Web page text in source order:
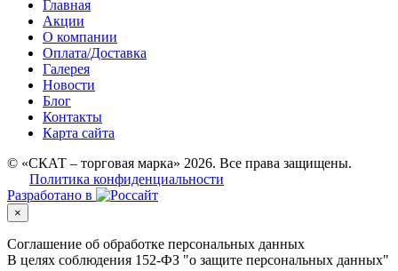
Главная
Акции
О компании
Оплата/Доставка
Галерея
Новости
Блог
Контакты
Карта сайта
© «СКАТ – торговая марка» 2026. Все права защищены.
Политика конфиденциальности
Разработано в
×
Соглашение об обработке персональных данных
В целях соблюдения 152-ФЗ "о защите персональных данных"